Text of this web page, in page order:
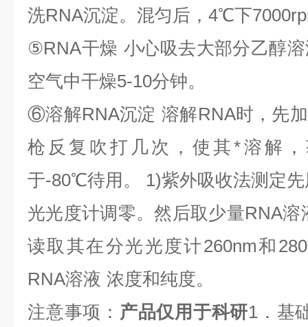
洗RNA沉淀。混匀后， 4℃下
⑤RNA干燥 小心吸去大部分乙醇
空气中干燥5-10分钟。
⑥溶解RNA沉淀 溶解RNA时，先
枪反复吹打几次，使其*溶解
于-80℃待用。 1)紫外吸收法测定
光光度计调零。然后取少量RNA溶
读取其在分光光度计260nm和
RNA溶液 浓度和纯度。
注意事项： 产品仅用于科研1 ．基